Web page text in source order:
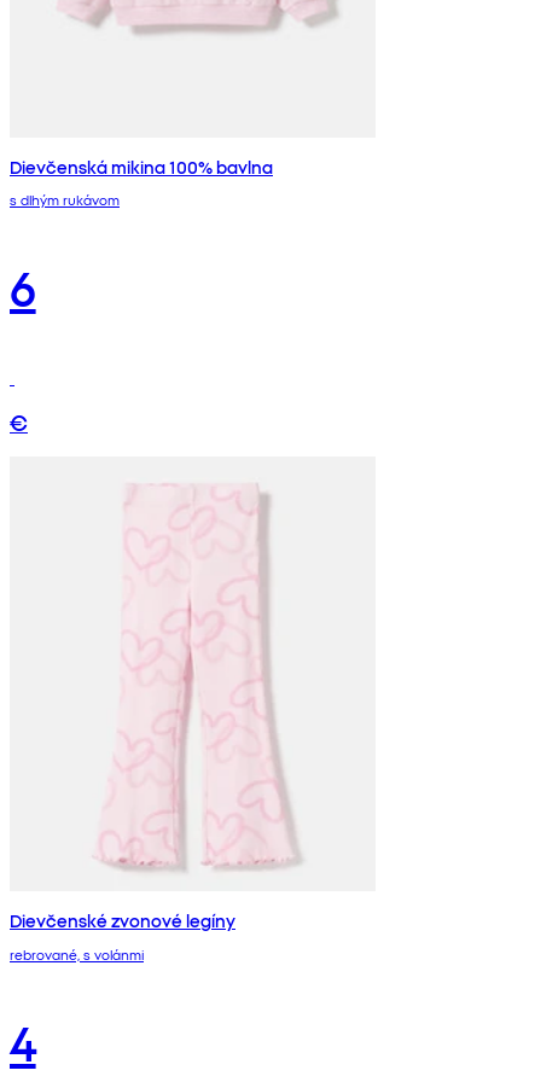
Dievčenská mikina 100% bavlna
s dlhým rukávom
6
€
Dievčenské zvonové legíny
rebrované, s volánmi
4